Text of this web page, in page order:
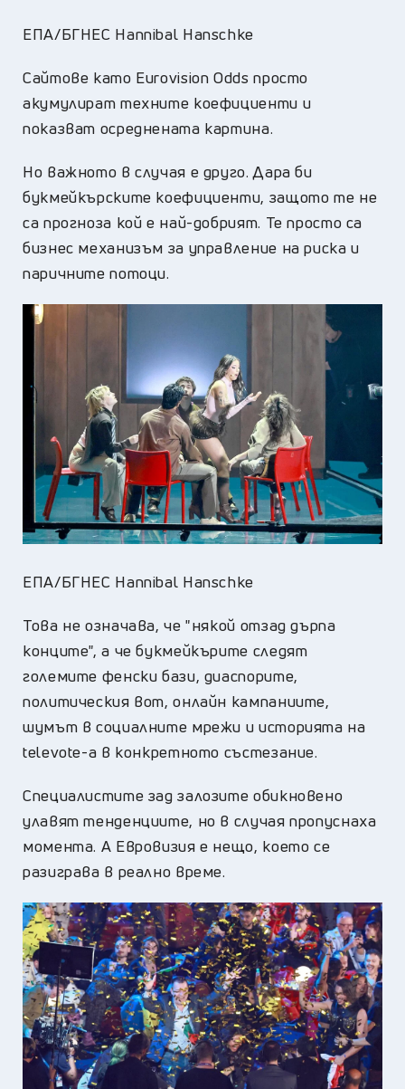
ЕПА/БГНЕС Hannibal Hanschke
Сайтове като Eurovision Odds просто
акумулират техните коефициенти и
показват осреднената картина.
Но важното в случая е друго. Дара би
букмейкърските коефициенти, защото те не
са прогноза кой е най-добрият. Те просто са
бизнес механизъм за управление на риска и
паричните потоци.
ЕПА/БГНЕС Hannibal Hanschke
Това не означава, че "някой отзад дърпа
конците", а че букмейкърите следят
големите фенски бази, диаспорите,
политическия вот, онлайн кампаниите,
шумът в социалните мрежи и историята на
televote-а в конкретното състезание.
Специалистите зад залозите обикновено
улавят тенденциите, но в случая пропуснаха
момента. А Евровизия е нещо, което се
разиграва в реално време.